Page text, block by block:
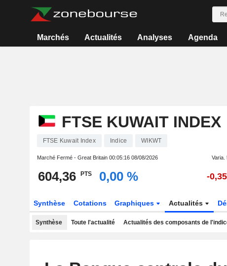
Marchés Actualités Analyses Agenda
FTSE KUWAIT INDEX
FTSE Kuwait Index Indice WIKWT
Marché Fermé - Great Britain 00:05:16 08/08/2026 Varia.
604,36 PTS 0,00 % -
Synthèse Cotations Graphiques Actualités
Synthèse Toute l'actualité Actualités des composants de